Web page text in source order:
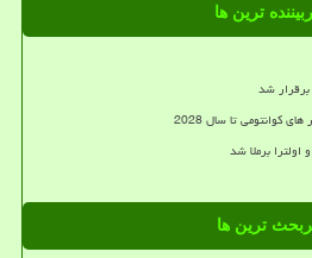
ترین ها
برقرار شد
کوانتومی تا سال 2028
ترین ها